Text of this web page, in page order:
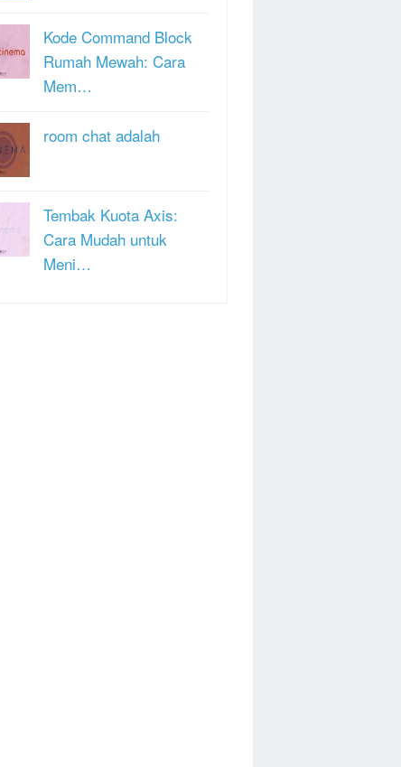
Kode Command Block
Rumah Mewah: Cara
Mem…
room chat adalah
Tembak Kuota Axis:
Cara Mudah untuk
Meni…